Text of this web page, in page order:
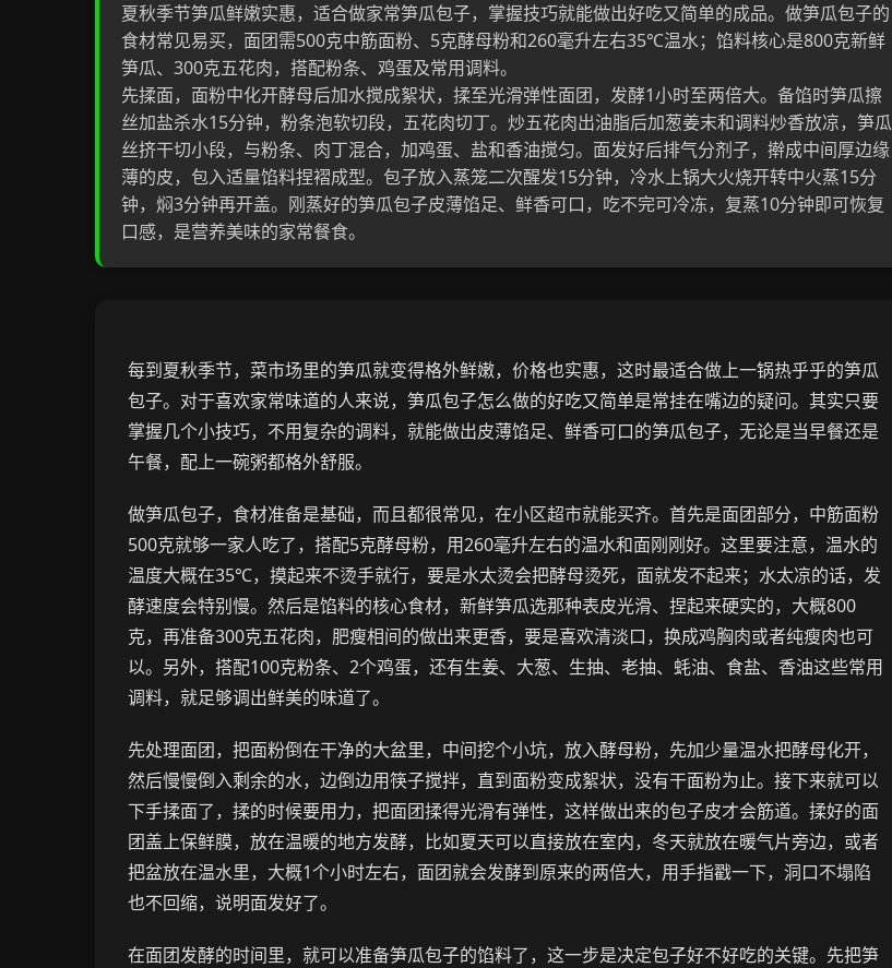
夏秋季节笋瓜鲜嫩实惠，适合做家常笋瓜包子，掌握技巧就能做出好吃又简单的成品。做笋瓜包子的
食材常见易买，面团需500克中筋面粉、5克酵母粉和260毫升左右35℃温水；馅料核心是800克新鲜
笋瓜、300克五花肉，搭配粉条、鸡蛋及常用调料。
先揉面，面粉中化开酵母后加水搅成絮状，揉至光滑弹性面团，发酵1小时至两倍大。备馅时笋瓜擦
丝加盐杀水15分钟，粉条泡软切段，五花肉切丁。炒五花肉出油脂后加葱姜末和调料炒香放凉，笋瓜
丝挤干切小段，与粉条、肉丁混合，加鸡蛋、盐和香油搅匀。面发好后排气分剂子，擀成中间厚边缘
薄的皮，包入适量馅料捏褶成型。包子放入蒸笼二次醒发15分钟，冷水上锅大火烧开转中火蒸15分
钟，焖3分钟再开盖。刚蒸好的笋瓜包子皮薄馅足、鲜香可口，吃不完可冷冻，复蒸10分钟即可恢复
口感，是营养美味的家常餐食。
每到夏秋季节，菜市场里的笋瓜就变得格外鲜嫩，价格也实惠，这时最适合做上一锅热乎乎的笋瓜
包子。对于喜欢家常味道的人来说，笋瓜包子怎么做的好吃又简单是常挂在嘴边的疑问。其实只要
掌握几个小技巧，不用复杂的调料，就能做出皮薄馅足、鲜香可口的笋瓜包子，无论是当早餐还是
午餐，配上一碗粥都格外舒服。
做笋瓜包子，食材准备是基础，而且都很常见，在小区超市就能买齐。首先是面团部分，中筋面粉
500克就够一家人吃了，搭配5克酵母粉，用260毫升左右的温水和面刚刚好。这里要注意，温水的
温度大概在35℃，摸起来不烫手就行，要是水太烫会把酵母烫死，面就发不起来；水太凉的话，发
酵速度会特别慢。然后是馅料的核心食材，新鲜笋瓜选那种表皮光滑、捏起来硬实的，大概800
克，再准备300克五花肉，肥瘦相间的做出来更香，要是喜欢清淡口，换成鸡胸肉或者纯瘦肉也可
以。另外，搭配100克粉条、2个鸡蛋，还有生姜、大葱、生抽、老抽、蚝油、食盐、香油这些常用
调料，就足够调出鲜美的味道了。
先处理面团，把面粉倒在干净的大盆里，中间挖个小坑，放入酵母粉，先加少量温水把酵母化开，
然后慢慢倒入剩余的水，边倒边用筷子搅拌，直到面粉变成絮状，没有干面粉为止。接下来就可以
下手揉面了，揉的时候要用力，把面团揉得光滑有弹性，这样做出来的包子皮才会筋道。揉好的面
团盖上保鲜膜，放在温暖的地方发酵，比如夏天可以直接放在室内，冬天就放在暖气片旁边，或者
把盆放在温水里，大概1个小时左右，面团就会发酵到原来的两倍大，用手指戳一下，洞口不塌陷
也不回缩，说明面发好了。
在面团发酵的时间里，就可以准备笋瓜包子的馅料了，这一步是决定包子好不好吃的关键。先把笋